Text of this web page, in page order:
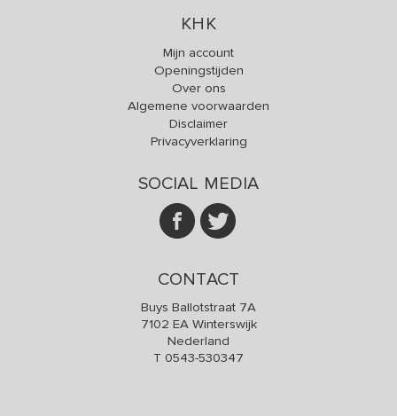
KHK
Mijn account
Openingstijden
Over ons
Algemene voorwaarden
Disclaimer
Privacyverklaring
SOCIAL MEDIA
CONTACT
Buys Ballotstraat 7A
7102 EA Winterswijk
Nederland
T 0543-530347